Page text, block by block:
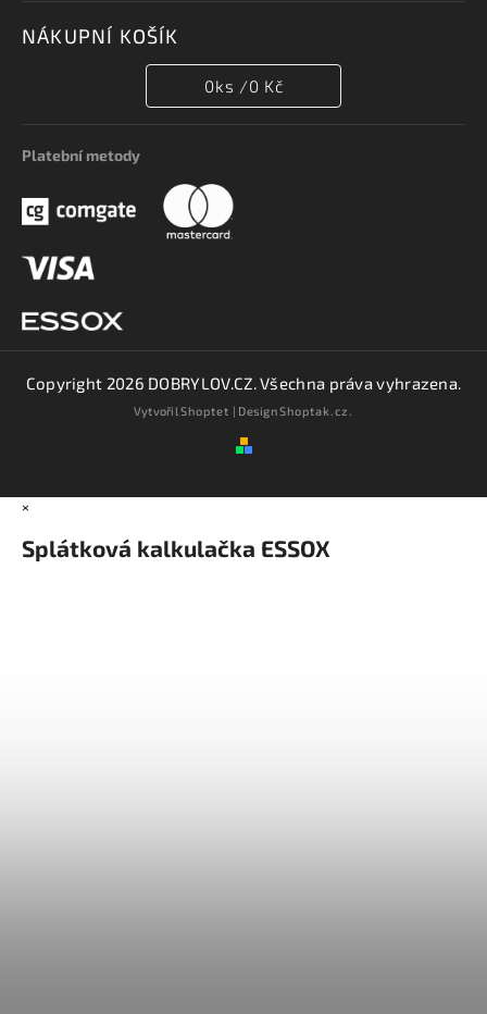
NÁKUPNÍ KOŠÍK
0ks /0 Kč
Platební metody
Copyright 2026 DOBRYLOV.CZ. Všechna práva vyhrazena.
VytvořilShoptet | DesignShoptak.cz.
×
Splátková kalkulačka ESSOX